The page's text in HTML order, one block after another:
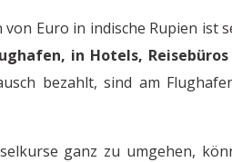
von Euro in indische Rupien ist
in Hotels, Reisebüros
bezahlt, sind am
ganz zu umgehen,